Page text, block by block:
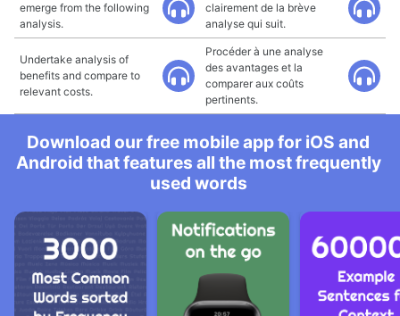
emerge from the following
analysis.
clairement de la brève
analyse qui suit.
Undertake analysis of
benefits and compare to
relevant costs.
Procéder à une analyse
des avantages et la
comparer aux coûts
pertinents.
Download our free mobile app for iOS and
Android that features all the most frequently
used words